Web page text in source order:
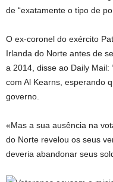
de “exatamente o tipo de
O ex-coronel do exército
Irlanda do Norte antes de
a 2014, disse ao Daily Mail:
com Al Kearns, esperando
governo.
«Mas a sua ausência na
do Norte revelou os seus
deveria abandonar seus